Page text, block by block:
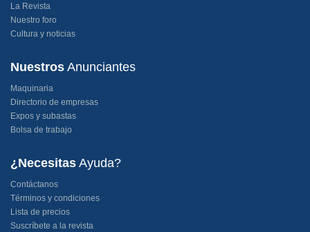
La Revista
Nuestro foro
Cultura y noticias
Nuestros Anunciantes
Maquinaria
Directorio de empresas
Expos y subastas
Bolsa de trabajo
¿Necesitas Ayuda?
Contáctanos
Términos y condiciones
Lista de precios
Suscríbete a la revista